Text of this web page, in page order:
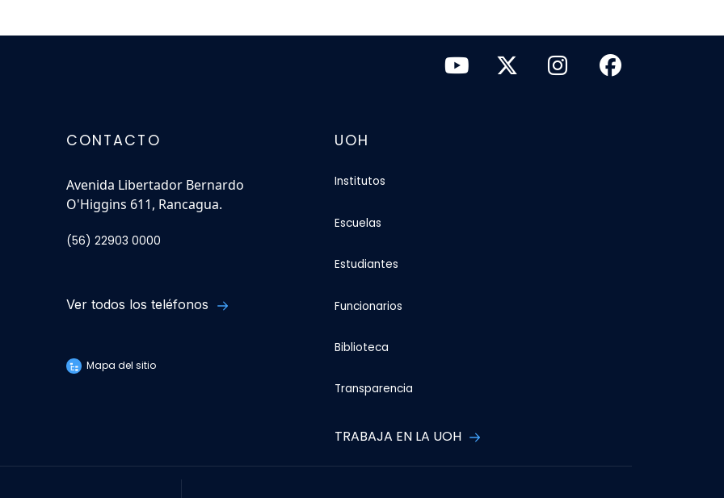
CONTACTO
Avenida Libertador Bernardo
O'Higgins 611, Rancagua.
(56) 22903 0000
Ver todos los teléfonos
Mapa del sitio
UOH
Institutos
Escuelas
Estudiantes
Funcionarios
Biblioteca
Transparencia
TRABAJA EN LA UOH